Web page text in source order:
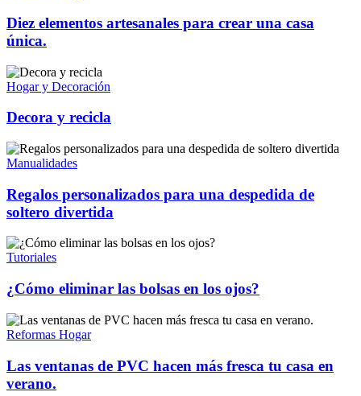
Diez elementos artesanales para crear una casa
única.
Hogar y Decoración
Decora y recicla
Manualidades
Regalos personalizados para una despedida de
soltero divertida
Tutoriales
¿Cómo eliminar las bolsas en los ojos?
Reformas Hogar
Las ventanas de PVC hacen más fresca tu casa en
verano.